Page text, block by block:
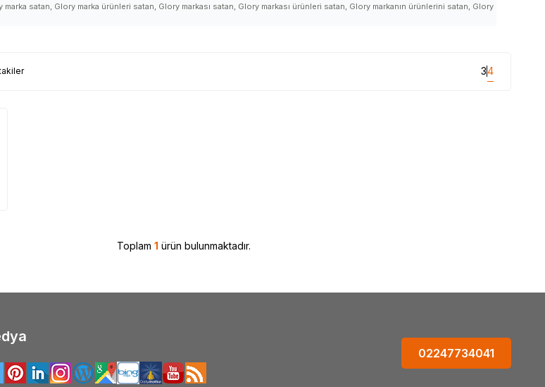
marka satan, Glory marka ürünleri satan, Glory markası satan, Glory markası ürünleri satan, Glory markanın ürünlerini satan, Glory
Glory yararları, Glory yararlı mı, Glory satış, Glory satanlar, Glory satış yerleri, Glory satılan yerler, Glory satan yerler, Glory
Glory ürünleri nerede satılır, Glory ürünleri nerede satılıyor, Glory nereden alınır, Glory nerelerde satılıyor, Glory nerden
Glory ürünü etkileri, Glory ürünü nasıl kullanılır, Glory ürünü nerde, Glory ürünü faydası, Glory ürünü faydaları neler, Glory
#Glory_marka_ürünleri_satan #Glory_marka_ürünleri_satan_yer #Glory_marka_ürünleri_nerde_satılır #Glory_satışı #Glory_satan #Glory_satan_yer #Glory_nerde_satılır #Glory_nerde_alınır #Glory_faydaları
34
Toplam 1 ürün bulunmaktadır.
02247734041